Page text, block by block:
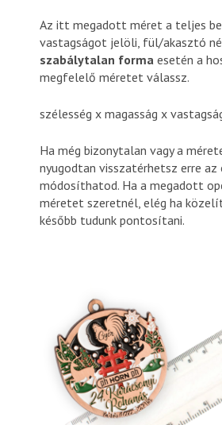
Az itt megadott méret a teljes
vastagságot jelöli, fül/akasztó
szabálytalan forma esetén a
megfelelő méretet válassz.
szélesség x magasság x
Ha még bizonytalan vagy a
nyugodtan visszatérhetsz erre az
módosíthatod. Ha a megadott
méretet szeretnél, elég ha
később tudunk pontosítani.